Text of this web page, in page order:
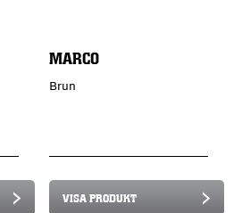
MARCO
Brun
VISA PRODUKT